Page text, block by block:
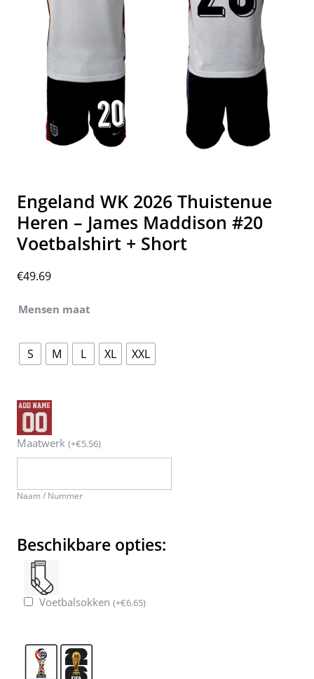
Engeland WK 2026 Thuistenue
Heren – James Maddison #20
Voetbalshirt + Short
€49.69
Mensen maat
S M L XL XXL
Maatwerk (+€5.56)
Naam / Nummer
Beschikbare opties:
Voetbalsokken (+€6.65)